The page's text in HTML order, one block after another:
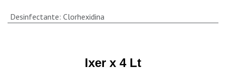
Desinfectante: Clorhexidina
Ixer x 4 Lt